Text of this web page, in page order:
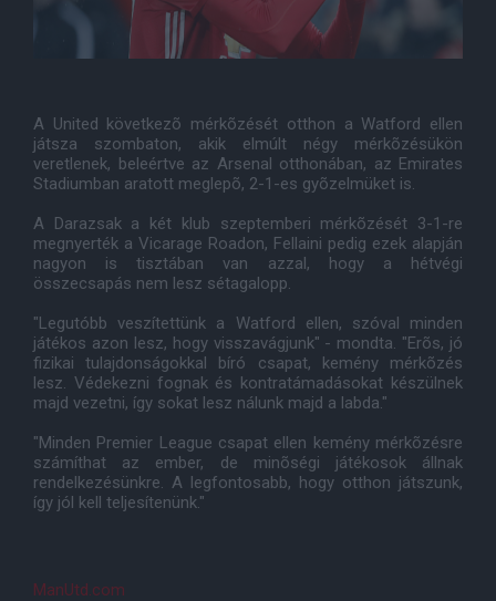
A United következõ mérkõzését otthon a Watford ellen
játsza szombaton, akik elmúlt négy mérkõzésükön
veretlenek, beleértve az Arsenal otthonában, az Emirates
Stadiumban aratott meglepõ, 2-1-es gyõzelmüket is.
A Darazsak a két klub szeptemberi mérkõzését 3-1-re
megnyerték a Vicarage Roadon, Fellaini pedig ezek alapján
nagyon is tisztában van azzal, hogy a hétvégi
összecsapás nem lesz sétagalopp.
"Legutóbb veszítettünk a Watford ellen, szóval minden
játékos azon lesz, hogy visszavágjunk" - mondta. "Erõs, jó
fizikai tulajdonságokkal bíró csapat, kemény mérkõzés
lesz. Védekezni fognak és kontratámadásokat készülnek
majd vezetni, így sokat lesz nálunk majd a labda."
"Minden Premier League csapat ellen kemény mérkõzésre
számíthat az ember, de minõségi játékosok állnak
rendelkezésünkre. A legfontosabb, hogy otthon játszunk,
így jól kell teljesítenünk."
ManUtd.com